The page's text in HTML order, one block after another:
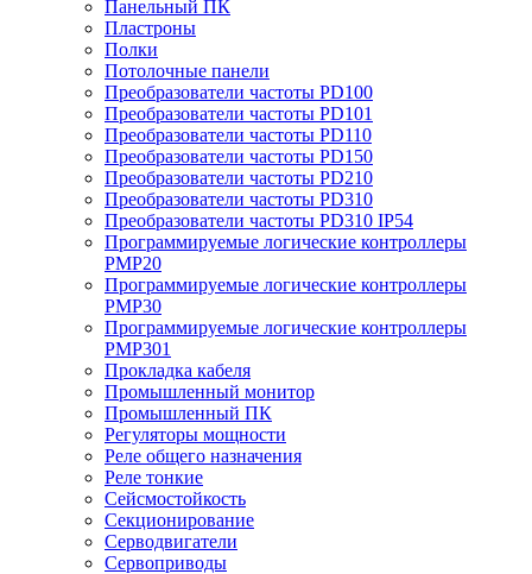
Панельный ПК
Пластроны
Полки
Потолочные панели
Преобразователи частоты PD100
Преобразователи частоты PD101
Преобразователи частоты PD110
Преобразователи частоты PD150
Преобразователи частоты PD210
Преобразователи частоты PD310
Преобразователи частоты PD310 IP54
Программируемые логические контроллеры
PMP20
Программируемые логические контроллеры
PMP30
Программируемые логические контроллеры
PMP301
Прокладка кабеля
Промышленный монитор
Промышленный ПК
Регуляторы мощности
Реле общего назначения
Реле тонкие
Сейсмостойкость
Секционирование
Серводвигатели
Сервоприводы